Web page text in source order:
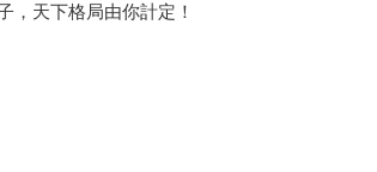
，天下格局由你計定！